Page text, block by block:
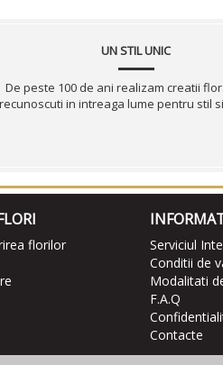
UN STIL UNIC
De peste 100 de ani realizam creatii
recunoscuti in intreaga lume pentru stil
florilor
Serviciul
Conditii de
Modalitati
F.A.Q
Contacte